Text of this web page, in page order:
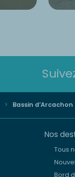
Bassin d’Arcachon
Nos
Tous
Bord